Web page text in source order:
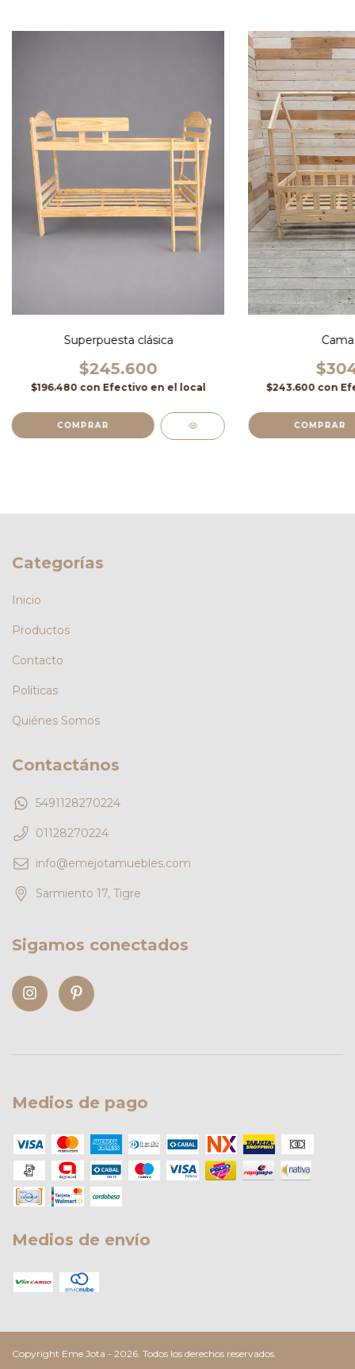
Superpuesta clásica
$245.600
$196.480 con Efectivo en el local $243.600 con
COMPRAR
Categorías
Inicio
Productos
Contacto
Políticas
Quiénes Somos
Contactános
5491128270224
01128270224
info@emejotamuebles.com
Sarmiento 17, Tigre
Sigamos conectados
Medios de pago
Medios de envío
Copyright Eme Jota - 2026. Todos los derechos reservados.